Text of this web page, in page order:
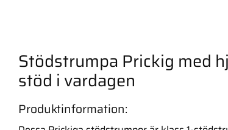
Stödstrumpa Prickig med
stöd i vardagen
Produktinformation: